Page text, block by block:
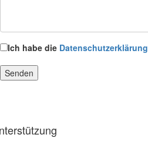
Ich habe die Datenschutzerklärung